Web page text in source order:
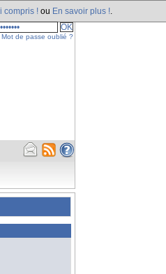
compris ! ou En savoir plus !
Mot de passe oublié ?